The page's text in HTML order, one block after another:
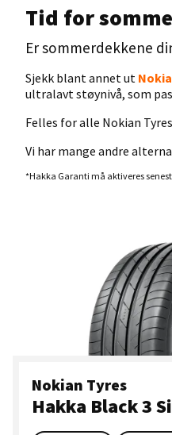
Tid for
Er sommerdekkene
Sjekk blant annet ut
ultralavt støynivå, som
Felles for alle Nokian
Vi har mange andre
*Hakka Garanti må aktiveres
Nokian Tyres
Hakka Black 3